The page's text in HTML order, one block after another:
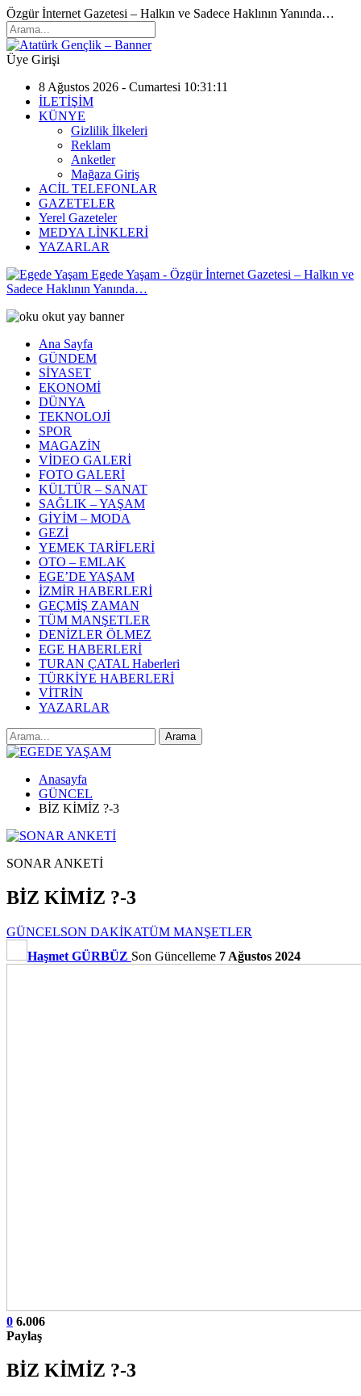
Özgür İnternet Gazetesi – Halkın ve Sadece Haklının Yanında…
Üye Girişi
8 Ağustos 2026 - Cumartesi 10:31:11
İLETİŞİM
KÜNYE
Gizlilik İlkeleri
Reklam
Anketler
Mağaza Giriş
ACİL TELEFONLAR
GAZETELER
Yerel Gazeteler
MEDYA LİNKLERİ
YAZARLAR
Egede Yaşam - Özgür İnternet Gazetesi – Halkın ve
Sadece Haklının Yanında…
Ana Sayfa
GÜNDEM
SİYASET
EKONOMİ
DÜNYA
TEKNOLOJİ
SPOR
MAGAZİN
VİDEO GALERİ
FOTO GALERİ
KÜLTÜR – SANAT
SAĞLIK – YAŞAM
GİYİM – MODA
GEZİ
YEMEK TARİFLERİ
OTO – EMLAK
EGE’DE YAŞAM
İZMİR HABERLERİ
GEÇMİŞ ZAMAN
TÜM MANŞETLER
DENİZLER ÖLMEZ
EGE HABERLERİ
TURAN ÇATAL Haberleri
TÜRKİYE HABERLERİ
VİTRİN
YAZARLAR
Anasayfa
GÜNCEL
BİZ KİMİZ ?-3
SONAR ANKETİ
BİZ KİMİZ ?-3
GÜNCELSON DAKİKATÜM MANŞETLER
Haşmet GÜRBÜZ Son Güncelleme 7 Ağustos 2024
0 6.006
Paylaş
BİZ KİMİZ ?-3